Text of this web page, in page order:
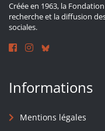
Créée en 1963, la
recherche et la diffusion
sociales.
Informations
Mentions légales